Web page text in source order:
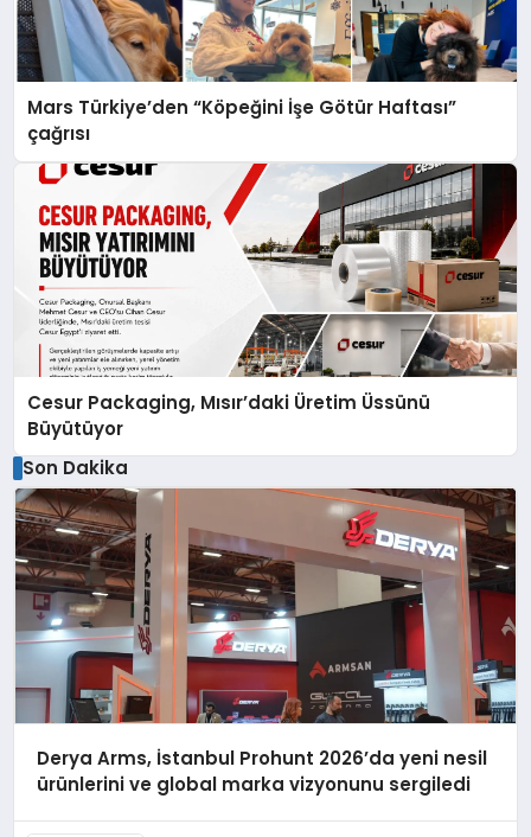
Mars Türkiye’den “Köpeğini İşe Götür Haftası”
çağrısı
Cesur Packaging, Mısır’daki Üretim Üssünü
Büyütüyor
Son Dakika
Derya Arms, İstanbul Prohunt 2026’da yeni nesil
ürünlerini ve global marka vizyonunu sergiledi